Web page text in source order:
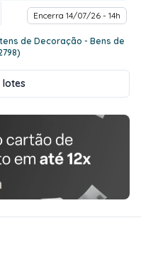
Encerra 14/07/26 - 14h
de Decoração - Bens de